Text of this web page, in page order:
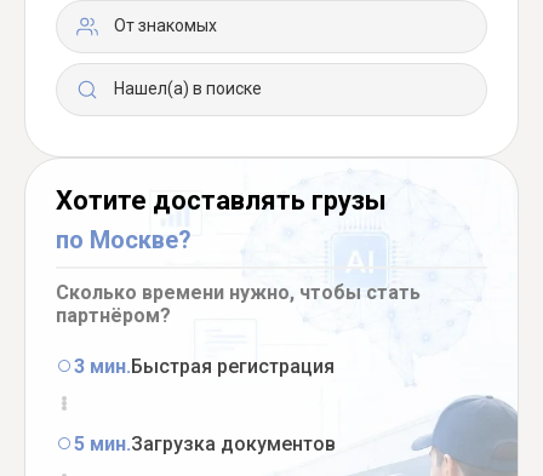
От знакомых
Нашел(а) в поиске
Хотите доставлять грузы
по Москве?
Сколько времени нужно, чтобы стать
партнёром?
3 мин.Быстрая регистрация
5 мин.Загрузка документов